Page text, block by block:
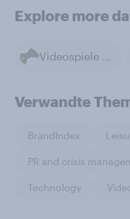
Explore more
Videospiele spielen
Verwandte
BrandIndex
PR and crisis
Technology